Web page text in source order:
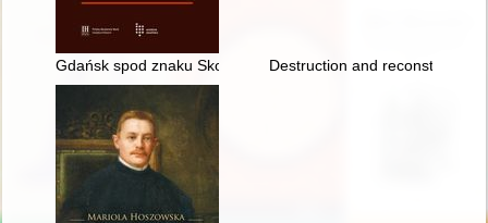
Gdańsk spod znaku Skorpiona? : z dociekańDestruction and reconstruction